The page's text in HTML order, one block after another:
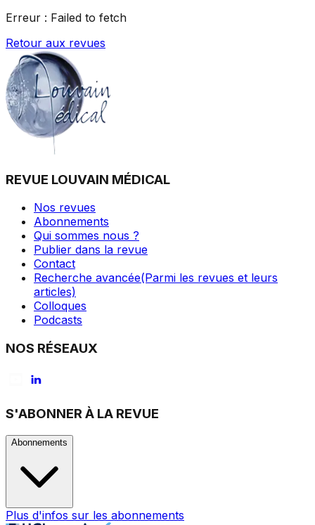
Erreur : Failed to fetch
Retour aux revues
REVUE LOUVAIN MÉDICAL
Nos revues
Abonnements
Qui sommes nous ?
Publier dans la revue
Contact
Recherche avancée(Parmi les revues et leurs
articles)
Colloques
Podcasts
NOS RÉSEAUX
S'ABONNER À LA REVUE
Abonnements
Plus d'infos sur les abonnements